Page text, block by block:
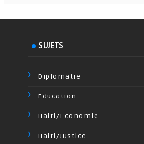
SUJETS
Diplomatie
Education
Haiti/Economie
Haiti/Justice